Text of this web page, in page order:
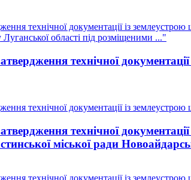
технічної документації із землеустрою
області під розміщеними ..."
технічної документації
технічної документації із землеустрою
технічної документації
міської ради
технічної документації із землеустрою